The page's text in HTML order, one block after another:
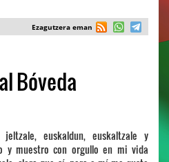
Ezagutzera eman
Bóveda
euskaldun, euskaltzale y
y muestro con orgullo en mi vida